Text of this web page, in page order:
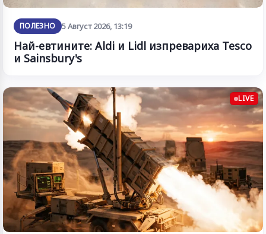
ПОЛЕЗНО 5 Август 2026, 13:19
Най-евтините: Aldi и Lidl изпревариха Tesco
и Sainsbury's
LIVE